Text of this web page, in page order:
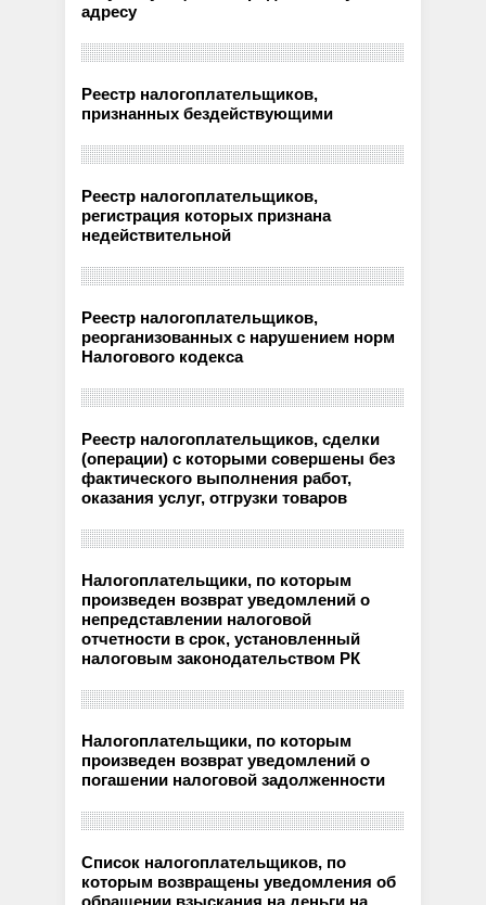
адресу
Реестр налогоплательщиков,
признанных бездействующими
Реестр налогоплательщиков,
регистрация которых признана
недействительной
Реестр налогоплательщиков,
реорганизованных с нарушением норм
Налогового кодекса
Реестр налогоплательщиков, сделки
(операции) с которыми совершены без
фактического выполнения работ,
оказания услуг, отгрузки товаров
Налогоплательщики, по которым
произведен возврат уведомлений о
непредставлении налоговой
отчетности в срок, установленный
налоговым законодательством РК
Налогоплательщики, по которым
произведен возврат уведомлений о
погашении налоговой задолженности
Список налогоплательщиков, по
которым возвращены уведомления об
обращении взыскания на деньги на